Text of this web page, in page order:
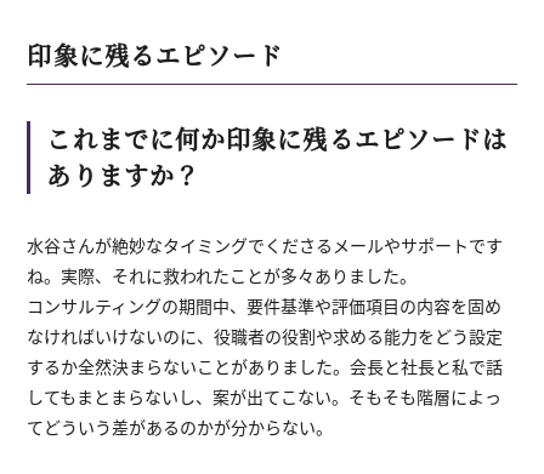
印象に残るエピソード
これまでに何か印象に残るエピソードは
ありますか？
水谷さんが絶妙なタイミングでくださるメールやサポートです
ね。実際、それに救われたことが多々ありました。
コンサルティングの期間中、要件基準や評価項目の内容を固め
なければいけないのに、役職者の役割や求める能力をどう設定
するか全然決まらないことがありました。会長と社長と私で話
してもまとまらないし、案が出てこない。そもそも階層によっ
てどういう差があるのかが分からない。